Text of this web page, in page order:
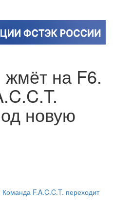
на F6.
новую
F.A.C.C.T. переходит